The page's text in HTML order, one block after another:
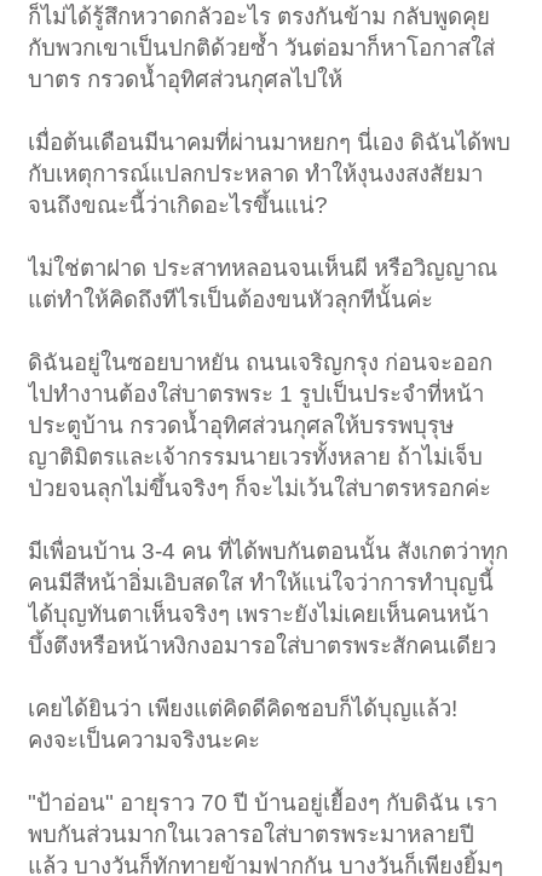
ก็ไม่ได้รู้สึกหวาดกลัวอะไร ตรงกันข้าม กลับพูดคุย
กับพวกเขาเป็นปกติด้วยซ้ำ วันต่อมาก็หาโอกาสใส่
บาตร กรวดน้ำอุทิศส่วนกุศลไปให้
เมื่อต้นเดือนมีนาคมที่ผ่านมาหยกๆ นี่เอง ดิฉันได้พบ
กับเหตุการณ์แปลกประหลาด ทำให้งุนงงสงสัยมา
จนถึงขณะนี้ว่าเกิดอะไรขึ้นแน่?
ไม่ใช่ตาฝาด ประสาทหลอนจนเห็นผี หรือวิญญาณ
แต่ทำให้คิดถึงทีไรเป็นต้องขนหัวลุกทีนั้นค่ะ
ดิฉันอยู่ในซอยบาหยัน ถนนเจริญกรุง ก่อนจะออก
ไปทำงานต้องใส่บาตรพระ 1 รูปเป็นประจำที่หน้า
ประตูบ้าน กรวดน้ำอุทิศส่วนกุศลให้บรรพบุรุษ
ญาติมิตรและเจ้ากรรมนายเวรทั้งหลาย ถ้าไม่เจ็บ
ป่วยจนลุกไม่ขึ้นจริงๆ ก็จะไม่เว้นใส่บาตรหรอกค่ะ
มีเพื่อนบ้าน 3-4 คน ที่ได้พบกันตอนนั้น สังเกตว่าทุก
คนมีสีหน้าอิ่มเอิบสดใส ทำให้แน่ใจว่าการทำบุญนี้
ได้บุญทันตาเห็นจริงๆ เพราะยังไม่เคยเห็นคนหน้า
บึ้งตึงหรือหน้าหงิกงอมารอใส่บาตรพระสักคนเดียว
เคยได้ยินว่า เพียงแต่คิดดีคิดชอบก็ได้บุญแล้ว!
คงจะเป็นความจริงนะคะ
"ป้าอ่อน" อายุราว 70 ปี บ้านอยู่เยื้องๆ กับดิฉัน เรา
พบกันส่วนมากในเวลารอใส่บาตรพระมาหลายปี
แล้ว บางวันก็ทักทายข้ามฟากกัน บางวันก็เพียงยิ้มๆ